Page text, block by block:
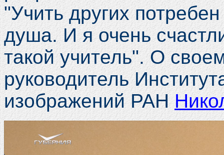
"Учить других
душа. И я очень
такой учитель". О
руководитель
изображений РАН